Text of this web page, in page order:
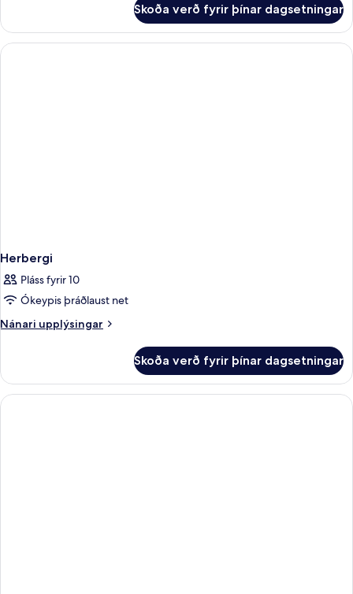
Skoða verð fyrir þínar dagsetningar
Herbergi
Pláss fyrir 10
Ókeypis þráðlaust net
Nánari upplýsingar
Nánari
Skoða verð fyrir þínar dagsetningar